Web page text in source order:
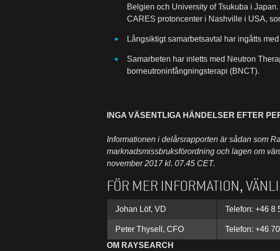
Belgien och University of Tsukuba i
CARES protoncenter i Nashville i USA,
Långsiktigt samarbetsavtal har ingåtts
Samarbeten har inletts med Neutron
borneutroninfångningsterapi (BNCT).
INGA VÄSENTLIGA HÄNDELSER EFTER
Informationen i delårsrapporten är sådan som
marknadsmissbruksförordning och lagen om
november 2017 kl. 07.45 CET.
FÖR MER INFORMATION,
Johan Löf, VD Telefon: +46
Peter Thysell, CFO Telefon: +46
OM RAYSEARCH